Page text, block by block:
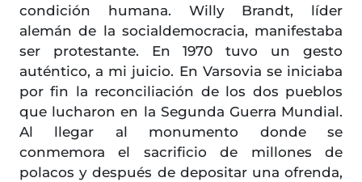
condición humana. Willy Brandt, líder
alemán de la socialdemocracia, manifestaba
ser protestante. En 1970 tuvo un gesto
auténtico, a mi juicio. En Varsovia se iniciaba
por fin la reconciliación de los dos pueblos
que lucharon en la Segunda Guerra Mundial.
Al llegar al monumento donde se
conmemora el sacrificio de millones de
polacos y después de depositar una ofrenda,